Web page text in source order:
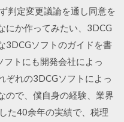
判定変更議論を通し同意を
にか作ってみたい、3DCG
3DCGソフトのガイドを書
トにも開発会社によっ
ぞれの3DCGソフトによっ
ので、僕自身の経験、業界
た40余年の実績で、税理